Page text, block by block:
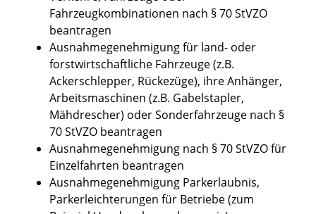
Fahrzeugkombinationen nach § 70 StVZO
beantragen
Ausnahmegenehmigung für land- oder
forstwirtschaftliche Fahrzeuge (z.B.
Ackerschlepper, Rückezüge), ihre Anhänger,
Arbeitsmaschinen (z.B. Gabelstapler,
Mähdrescher) oder Sonderfahrzeuge nach §
70 StVZO beantragen
Ausnahmegenehmigung nach § 70 StVZO für
Einzelfahrten beantragen
Ausnahmegenehmigung Parkerlaubnis,
Parkerleichterungen für Betriebe (zum